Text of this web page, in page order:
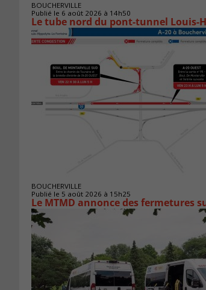
BOUCHERVILLE
Publié le 6 août 2026 à 14h50
Le tube nord du pont-tunnel Louis-
BOUCHERVILLE
Publié le 5 août 2026 à 15h25
Le MTMD annonce des fermetures